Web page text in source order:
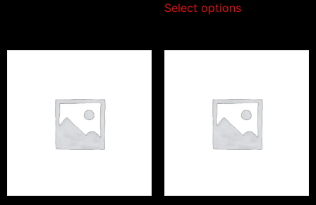
Select options